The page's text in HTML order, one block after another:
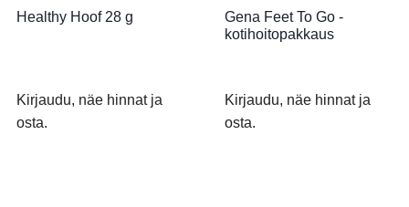
Healthy Hoof 28 g
Kirjaudu, näe hinnat ja
osta.
Gena Feet To Go -
kotihoitopakkaus
Kirjaudu, näe hinnat ja
osta.